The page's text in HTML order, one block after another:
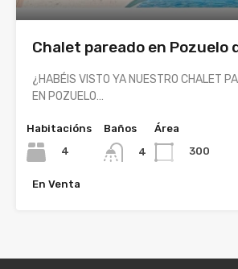
Chalet pareado en Pozuelo
¿HABÉIS VISTO YA NUESTRO CHALET
EN POZUELO…
Habitacións
4
Baños
4
Área
300
En Venta